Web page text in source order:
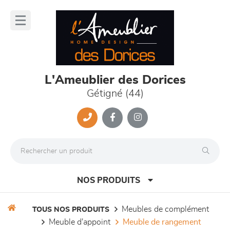
L'Ameublier des Dorices
Gétigné (44)
NOS PRODUITS
TOUS NOS PRODUITS
meubles de complément
meuble d'appoint
meuble de rangement